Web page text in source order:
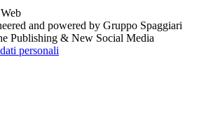
and powered by Gruppo Spaggiari
Publishing & New Social Media
personali